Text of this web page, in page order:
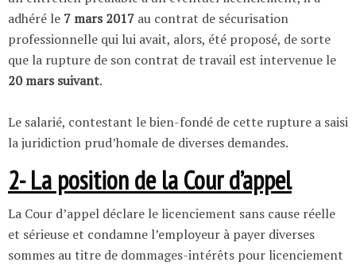
adhéré le 7 mars 2017 au contrat de sécurisation
professionnelle qui lui avait, alors, été proposé, de sorte
que la rupture de son contrat de travail est intervenue le
20 mars suivant.
Le salarié, contestant le bien-fondé de cette rupture a saisi
la juridiction prud’homale de diverses demandes.
2- La position de la Cour d’appel
La Cour d’appel déclare le licenciement sans cause réelle
et sérieuse et condamne l’employeur à payer diverses
sommes au titre de dommages-intérêts pour licenciement